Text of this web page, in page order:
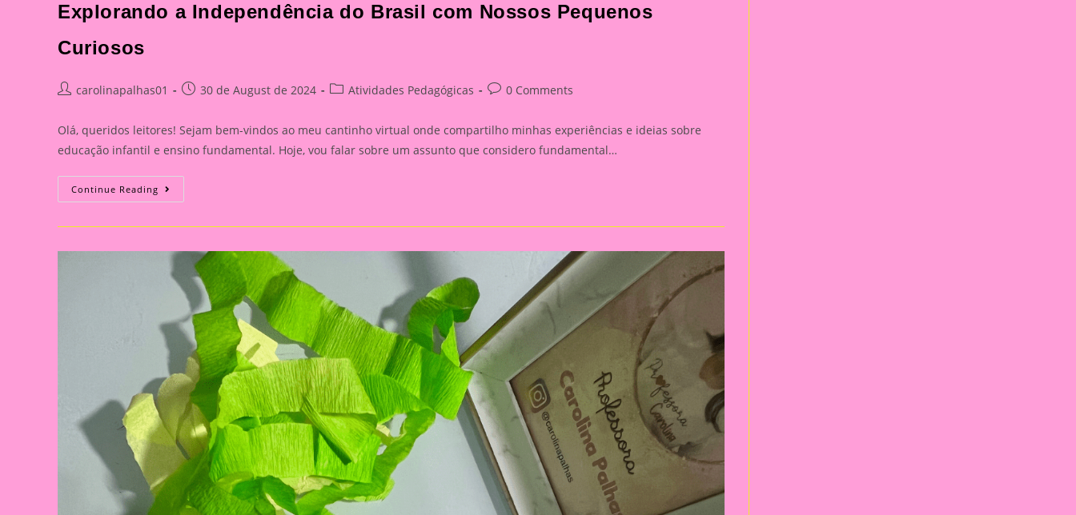
Explorando a Independência do Brasil com Nossos Pequenos
Curiosos
Postcarolinapalhas01
Post30 de August de 2024
PostAtividades Pedagógicas
Post0 Comments
Olá, queridos leitores! Sejam bem-vindos ao meu cantinho virtual onde compartilho minhas experiências e ideias sobre
educação infantil e ensino fundamental. Hoje, vou falar sobre um assunto que considero fundamental…
Continue Reading Explorando
A
Do
Nossos
Pequenos
Curiosos